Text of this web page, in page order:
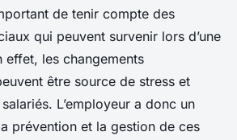
de tenir compte des
qui peuvent survenir lors d’une
effet, les changements
être source de stress et
L’employeur a donc un
prévention et la gestion de ces